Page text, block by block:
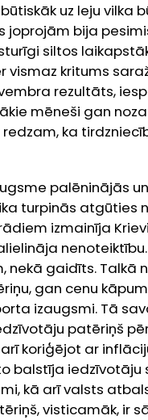
uz leju vilka
joprojām bija
siltos
vismaz kritums
rezultāts,
mēneši gan
ka
palēninājās un
turpinās atgūties
izmainīja
gaidīts. Talkā
gan cenu
izaugsmi. Tā
patēriņš
koriģējot ar
balstīja
kā arī valsts
visticamāk, ir